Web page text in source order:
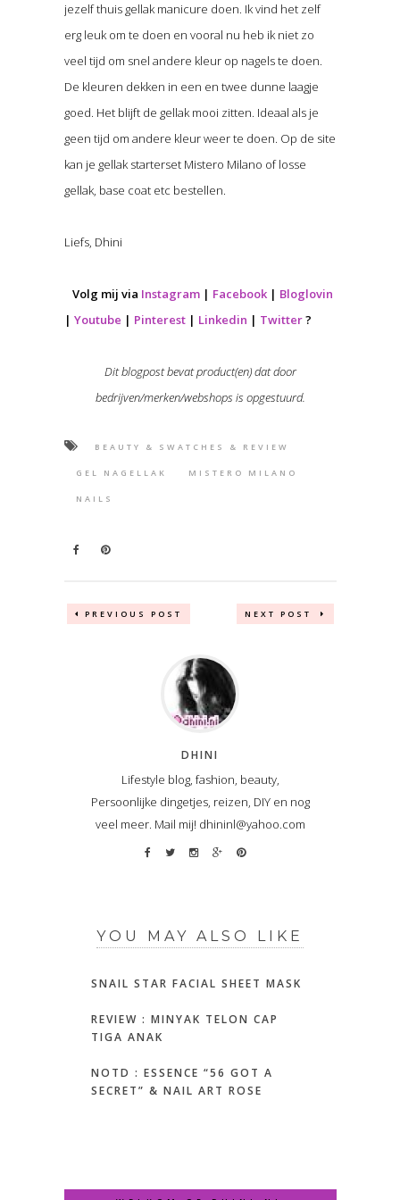
jezelf thuis gellak manicure doen. Ik vind het zelf
erg leuk om te doen en vooral nu heb ik niet zo
veel tijd om snel andere kleur op nagels te doen.
De kleuren dekken in een en twee dunne laagje
goed. Het blijft de gellak mooi zitten. Ideaal als je
geen tijd om andere kleur weer te doen. Op de site
kan je gellak starterset Mistero Milano of losse
gellak, base coat etc bestellen.
Liefs, Dhini
Volg mij via Instagram| Facebook| Bloglovin
| Youtube | Pinterest| Linkedin | Twitter?
Dit blogpost bevat product(en) dat door
bedrijven/merken/webshops is opgestuurd.
BEAUTY & SWATCHES & REVIEW
GEL NAGELLAK MISTERO MILANO
NAILS
PREVIOUS POST NEXT POST
DHINI
Lifestyle blog, fashion, beauty,
Persoonlijke dingetjes, reizen, DIY en nog
veel meer. Mail mij! dhininl@yahoo.com
YOU MAY ALSO LIKE
SNAIL STAR FACIAL SHEET MASK
REVIEW : MINYAK TELON CAP
TIGA ANAK
NOTD : ESSENCE “56 GOT A
SECRET” & NAIL ART ROSE